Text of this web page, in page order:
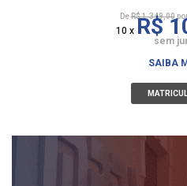
DeR$ 1.349,00
10 x R$
sem
SAIBA